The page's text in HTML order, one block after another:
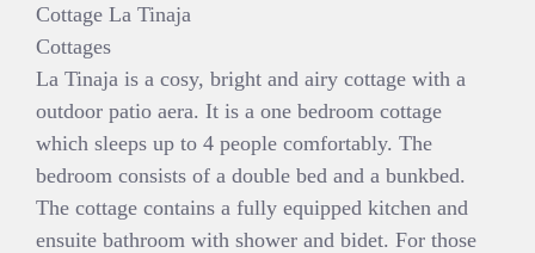
Cottage La Tinaja
Cottages
La Tinaja is a cosy, bright and airy cottage with a
outdoor patio aera. It is a one bedroom cottage
which sleeps up to 4 people comfortably. The
bedroom consists of a double bed and a bunkbed.
The cottage contains a fully equipped kitchen and
ensuite bathroom with shower and bidet. For those